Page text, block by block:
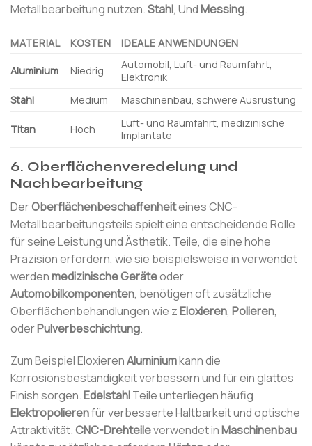
Metallbearbeitung nutzen.Stahl, UndMessing.
MATERIAL KOSTEN IDEALE ANWENDUNGEN
Aluminium Niedrig
Automobil, Luft- und Raumfahrt,
Elektronik
Stahl
Medium Maschinenbau, schwere Ausrüstung
Titan Hoch
Luft- und Raumfahrt, medizinische
Implantate
6. Oberflächenveredelung und
Nachbearbeitung
DerOberflächenbeschaffenheiteines CNC-
Metallbearbeitungsteils spielt eine entscheidende Rolle
für seine Leistung und Ästhetik. Teile, die eine hohe
Präzision erfordern, wie sie beispielsweise in verwendet
werdenmedizinische Geräteoder
Automobilkomponenten, benötigen oft zusätzliche
Oberflächenbehandlungen wie zEloxieren, Polieren,
oderPulverbeschichtung.
Zum Beispiel EloxierenAluminiumkann die
Korrosionsbeständigkeit verbessern und für ein glattes
Finish sorgen.EdelstahlTeile unterliegen häufig
Elektropolierenfür verbesserte Haltbarkeit und optische
Attraktivität.CNC-Drehteileverwendet inMaschinenbau